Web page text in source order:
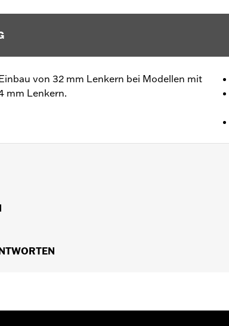
von 32 mm Lenkern bei Modellen mit
mm Lenkern.
Riser (2), Schrauben (4), Distanzstück